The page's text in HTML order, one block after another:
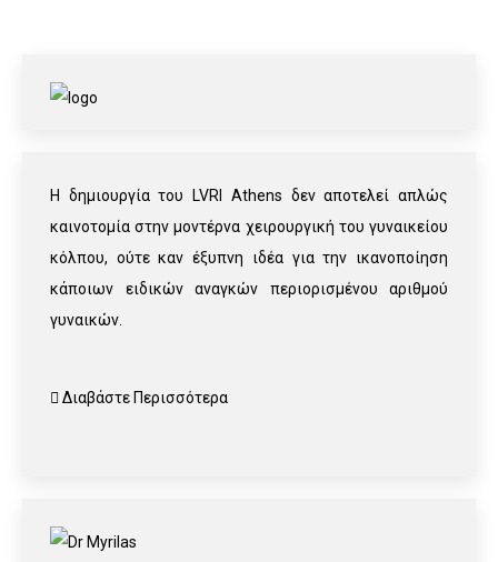
Η δημιουργία του LVRI Athens δεν αποτελεί απλώς
καινοτομία στην μοντέρνα χειρουργική του γυναικείου
κόλπου, ούτε καν έξυπνη ιδέα για την ικανοποίηση
κάποιων ειδικών αναγκών περιορισμένου αριθμού
γυναικών.
Διαβάστε Περισσότερα